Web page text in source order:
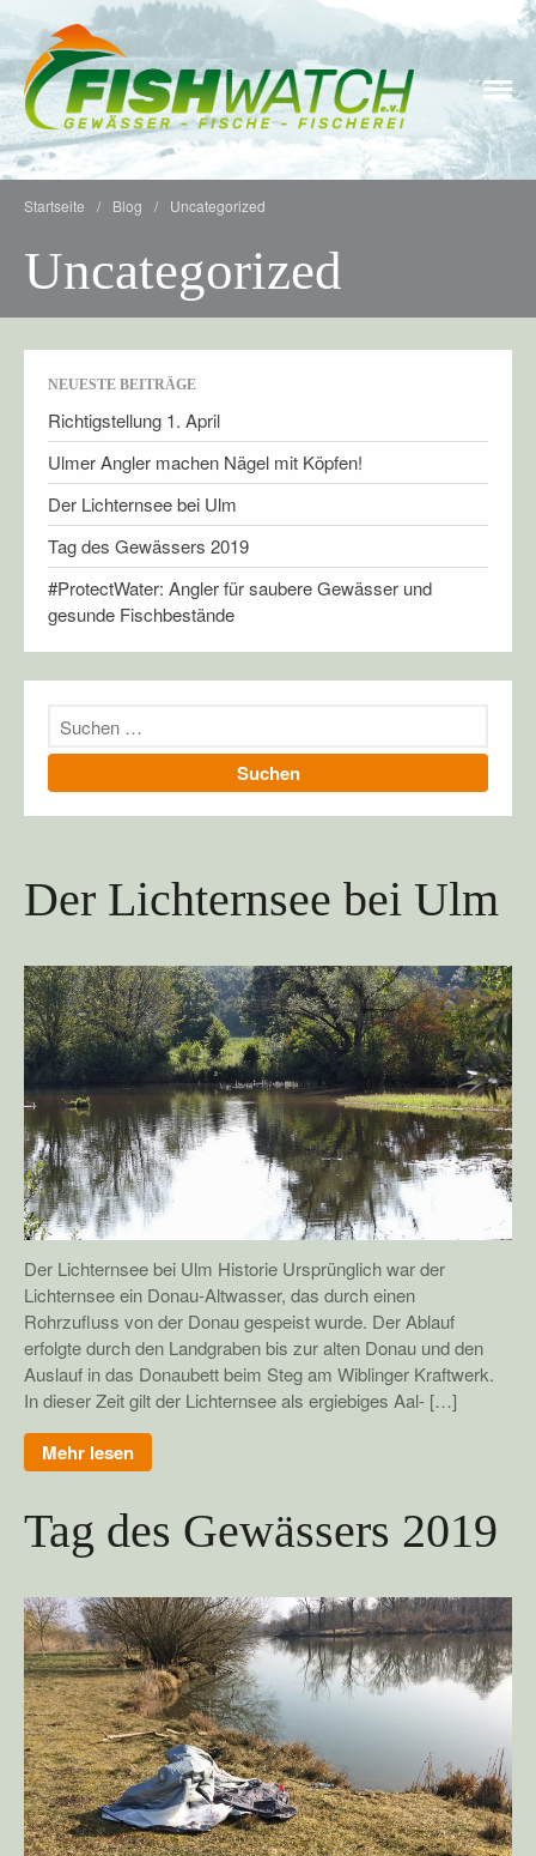
STARTSEITE
MITGLIED WERDEN
INFOS & LINKS
UNSER BLOG
Richtigstellung 1. April
Ulmer Angler machen Nägel
Der Lichternsee bei Ulm
Tag des Gewässers 2019
saubere Gewässer und
gesunde Fischbestände
fishwatch e.V.
Fischerei, Umwelt- und Naturschutz gehören zusammen
Startseite / Blog / Uncategorized
Uncategorized
NEUESTE BEITRÄGE
Richtigstellung 1. April
Ulmer Angler machen Nägel mit Köpfen!
Der Lichternsee bei Ulm
Tag des Gewässers 2019
#ProtectWater: Angler für saubere Gewässer und
gesunde Fischbestände
Der Lichternsee bei Ulm
Der Lichternsee bei Ulm Historie Ursprünglich war der
Lichternsee ein Donau-Altwasser, das durch einen
Rohrzufluss von der Donau gespeist wurde. Der Ablauf
erfolgte durch den Landgraben bis zur alten Donau und den
Auslauf in das Donaubett beim Steg am Wiblinger Kraftwerk.
In dieser Zeit gilt der Lichternsee als ergiebiges Aal- […]
Mehr lesen
Tag des Gewässers 2019